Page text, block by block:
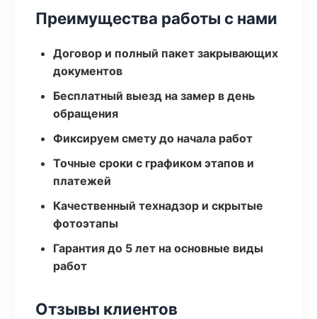
Преимущества работы с нами
Договор и полный пакет закрывающих
документов
Бесплатный выезд на замер в день
обращения
Фиксируем смету до начала работ
Точные сроки с графиком этапов и
платежей
Качественный технадзор и скрытые
фотоэтапы
Гарантия до 5 лет на основные виды
работ
Отзывы клиентов